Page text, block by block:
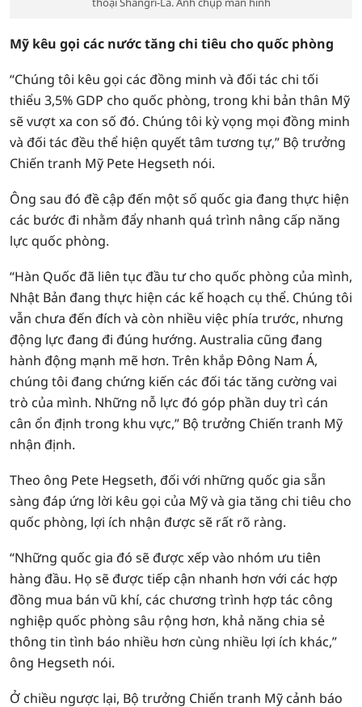
Mỹ kêu gọi các nước tăng chi tiêu cho quốc phòng
“Chúng tôi kêu gọi các đồng minh và đối tác chi tối
thiểu 3,5% GDP cho quốc phòng, trong khi bản thân Mỹ
sẽ vượt xa con số đó. Chúng tôi kỳ vọng mọi đồng minh
và đối tác đều thể hiện quyết tâm tương tự,” Bộ trưởng
Chiến tranh Mỹ Pete Hegseth nói.
Ông sau đó đề cập đến một số quốc gia đang thực hiện
các bước đi nhằm đẩy nhanh quá trình nâng cấp năng
lực quốc phòng.
“Hàn Quốc đã liên tục đầu tư cho quốc phòng của mình,
Nhật Bản đang thực hiện các kế hoạch cụ thể. Chúng tôi
vẫn chưa đến đích và còn nhiều việc phía trước, nhưng
động lực đang đi đúng hướng. Australia cũng đang
hành động mạnh mẽ hơn. Trên khắp Đông Nam Á,
chúng tôi đang chứng kiến các đối tác tăng cường vai
trò của mình. Những nỗ lực đó góp phần duy trì cán
cân ổn định trong khu vực,” Bộ trưởng Chiến tranh Mỹ
nhận định.
Theo ông Pete Hegseth, đối với những quốc gia sẵn
sàng đáp ứng lời kêu gọi của Mỹ và gia tăng chi tiêu cho
quốc phòng, lợi ích nhận được sẽ rất rõ ràng.
“Những quốc gia đó sẽ được xếp vào nhóm ưu tiên
hàng đầu. Họ sẽ được tiếp cận nhanh hơn với các hợp
đồng mua bán vũ khí, các chương trình hợp tác công
nghiệp quốc phòng sâu rộng hơn, khả năng chia sẻ
thông tin tình báo nhiều hơn cùng nhiều lợi ích khác,”
ông Hegseth nói.
Ở chiều ngược lại, Bộ trưởng Chiến tranh Mỹ cảnh báo